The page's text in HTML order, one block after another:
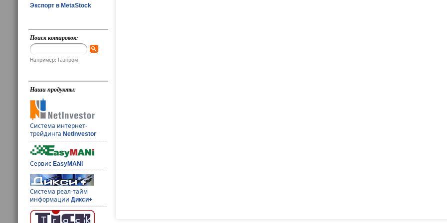
Экспорт в MetaStock
Поиск котировок:
Например: Газпром
Наши продукты:
Система интернет-
трейдингаNetInvestor
СервисEasyMANi
Система реал-тайм
информацииДикси+